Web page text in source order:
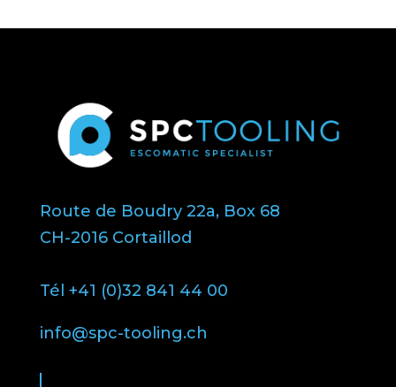
Route de Boudry 22a, Box 68
CH-2016 Cortaillod
Tél +41 (0)32 841 44 00
info@spc-tooling.ch